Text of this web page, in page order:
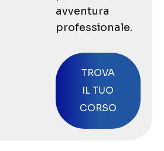
avventura
professionale.
TROVA
IL TUO
CORSO